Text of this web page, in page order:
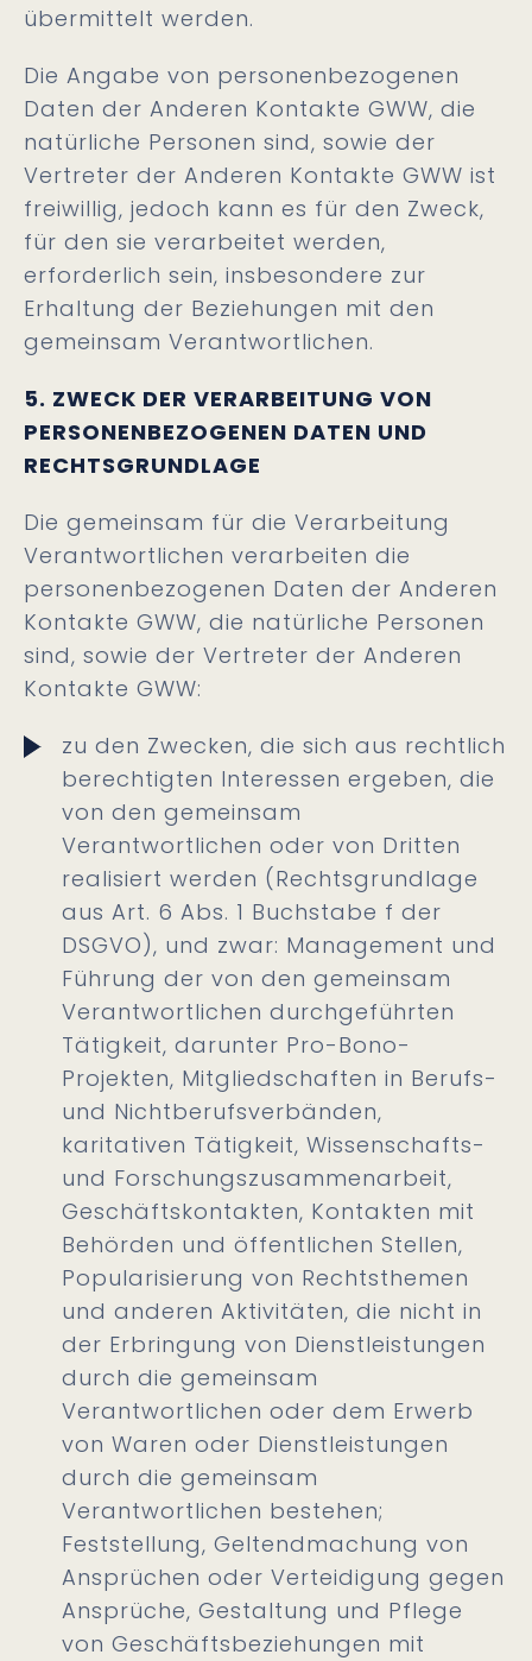
übermittelt werden.
Die Angabe von personenbezogenen
Daten der Anderen Kontakte GWW, die
natürliche Personen sind, sowie der
Vertreter der Anderen Kontakte GWW ist
freiwillig, jedoch kann es für den Zweck,
für den sie verarbeitet werden,
erforderlich sein, insbesondere zur
Erhaltung der Beziehungen mit den
gemeinsam Verantwortlichen.
5. ZWECK DER VERARBEITUNG VON
PERSONENBEZOGENEN DATEN UND
RECHTSGRUNDLAGE
Die gemeinsam für die Verarbeitung
Verantwortlichen verarbeiten die
personenbezogenen Daten der Anderen
Kontakte GWW, die natürliche Personen
sind, sowie der Vertreter der Anderen
Kontakte GWW:
zu den Zwecken, die sich aus rechtlich
berechtigten Interessen ergeben, die
von den gemeinsam
Verantwortlichen oder von Dritten
realisiert werden (Rechtsgrundlage
aus Art. 6 Abs. 1 Buchstabe f der
DSGVO), und zwar: Management und
Führung der von den gemeinsam
Verantwortlichen durchgeführten
Tätigkeit, darunter Pro-Bono-
Projekten, Mitgliedschaften in Berufs-
und Nichtberufsverbänden,
karitativen Tätigkeit, Wissenschafts-
und Forschungszusammenarbeit,
Geschäftskontakten, Kontakten mit
Behörden und öffentlichen Stellen,
Popularisierung von Rechtsthemen
und anderen Aktivitäten, die nicht in
der Erbringung von Dienstleistungen
durch die gemeinsam
Verantwortlichen oder dem Erwerb
von Waren oder Dienstleistungen
durch die gemeinsam
Verantwortlichen bestehen;
Feststellung, Geltendmachung von
Ansprüchen oder Verteidigung gegen
Ansprüche, Gestaltung und Pflege
von Geschäftsbeziehungen mit